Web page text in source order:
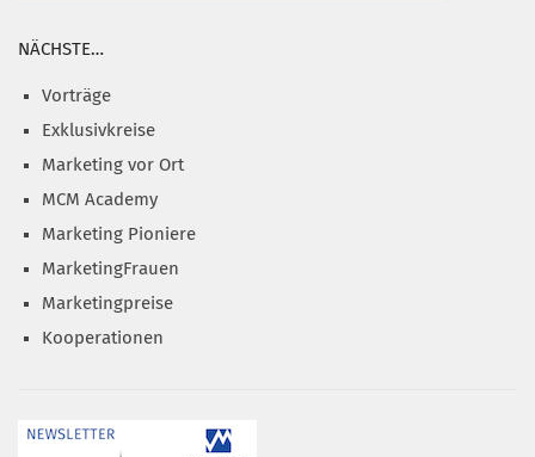
NÄCHSTE…
Vorträge
Exklusivkreise
Marketing vor Ort
MCM Academy
Marketing Pioniere
MarketingFrauen
Marketingpreise
Kooperationen